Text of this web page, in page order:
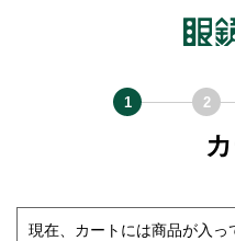
現在、カートには商品が入っ